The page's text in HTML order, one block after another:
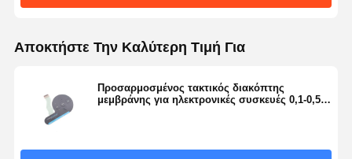
Αποκτήστε Την Καλύτερη Τιμή Για
Προσαρμοσμένος τακτικός διακόπτης
μεμβράνης για ηλεκτρονικές συσκευές 0,1-0,5